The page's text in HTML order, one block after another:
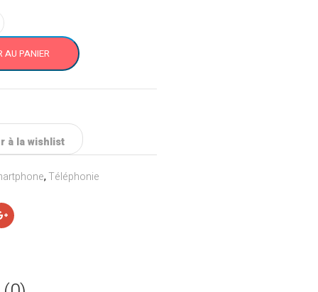
AU PANIER
à la wishlist
,Téléphonie